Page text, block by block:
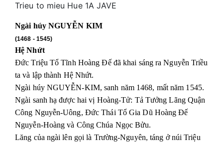
Trieu to mieu Hue 1A JAVE
Ngài húy NGUYỄN KIM
(1468 - 1545)
Hệ Nhứt
Đức Triệu Tổ Tĩnh Hoàng Đế đã khai sáng ra Nguyễn Triều
ta và lập thành Hệ Nhứt.
Ngài húy NGUYỄN-KIM, sanh năm 1468, mất năm 1545.
Ngài sanh hạ được hai vị Hoàng-Tử: Tả Tưởng Lãng Quận
Công Nguyễn-Uông, Đức Thái Tổ Gia Dũ Hoàng Đế
Nguyễn-Hoàng và Công Chúa Ngọc Bửu.
Lăng của ngài lên gọi là Trường-Nguyên, táng ở núi Triệu